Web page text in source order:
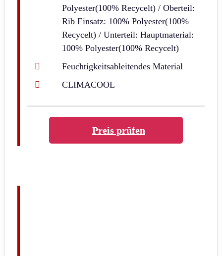
Polyester(100% Recycelt) / Oberteil:
Rib Einsatz: 100% Polyester(100%
Recycelt) / Unterteil: Hauptmaterial:
100% Polyester(100% Recycelt)
Feuchtigkeitsableitendes Material
CLIMACOOL
Preis prüfen